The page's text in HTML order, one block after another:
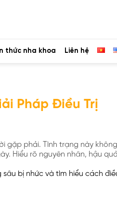
thức nha khoa Liên hệ
Pháp Điều Trị
gặp phải. Tình trạng này
Hiểu rõ nguyên nhân, hậu
bị nhức và tìm hiểu cách